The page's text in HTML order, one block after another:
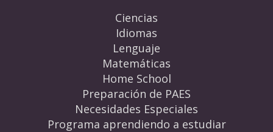
Ciencias
Idiomas
Lenguaje
Matemáticas
Home School
Preparación de PAES
Necesidades Especiales
Programa aprendiendo a estudiar